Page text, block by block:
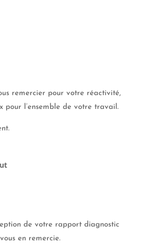
remercier pour votre réactivité,
pour l’ensemble de votre travail.
de votre rapport diagnostic
en remercie.